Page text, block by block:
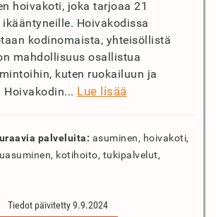
hoivakoti, joka tarjoaa 21
Hoivakodissa
kodinomaista, yhteisöllistä
mahdollisuus osallistua
kuten ruokailuun ja
Lue lisää
palveluita: asuminen, hoivakoti,
kotihoito, tukipalvelut,
Tiedot päivitetty 9.9.2024